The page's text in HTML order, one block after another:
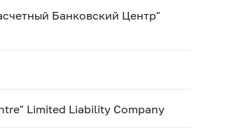
Банковский Центр"
Limited Liability Company